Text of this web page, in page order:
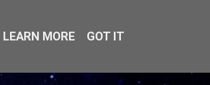
LEARN MORE GOT IT